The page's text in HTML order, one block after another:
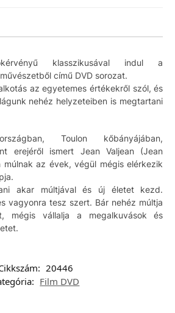
klasszikusával indul a
című DVD sorozat.
az egyetemes értékekről szól, és
nehéz helyzeteiben is megtartani
Toulon kőbányájában,
erejéről ismert Jean Valjean (Jean
múlnak az évek, végül mégis elérkezik
akar múltjával és új életet kezd.
vagyonra tesz szert. Bár nehéz múltja
mégis vállalja a megalkuvások és
20446
Film DVD